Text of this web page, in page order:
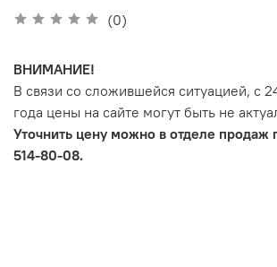
(0)
ВНИМАНИЕ!
В связи со сложившейся ситуацией, с
года цены на сайте могут быть не
Уточнить цену можно в отделе продаж
514-80-08.